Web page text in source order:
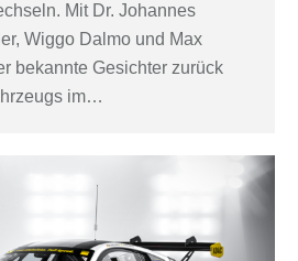
Mit Dr. Johannes
Wiggo Dalmo und Max
bekannte Gesichter zurück
im…